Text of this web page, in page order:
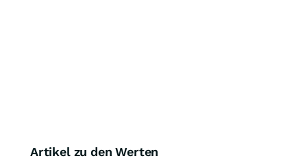
Artikel zu den Werten